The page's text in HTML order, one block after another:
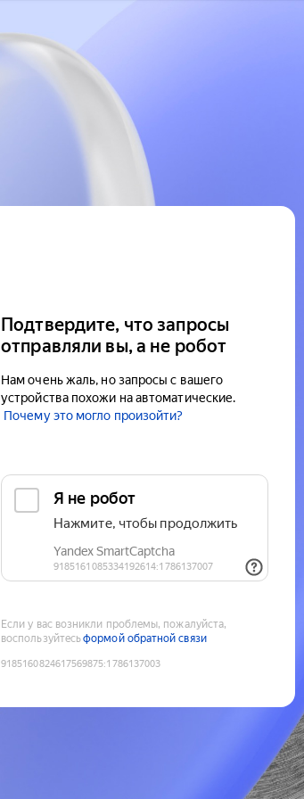
Подтвердите, что запросы
отправляли вы, а не робот
Нам очень жаль, но запросы с вашего
устройства похожи на автоматические.
Почему это могло произойти?
Если у вас возникли проблемы, пожалуйста,
воспользуйтесьформой обратной связи
9185160824617569875:1786137003